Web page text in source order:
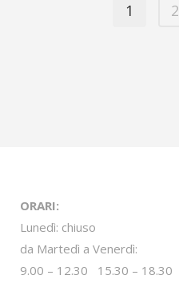
1 2
ORARI:
Lunedì: chiuso
da Martedì a Venerdì:
9.00 – 12.30 15.30 – 18.30